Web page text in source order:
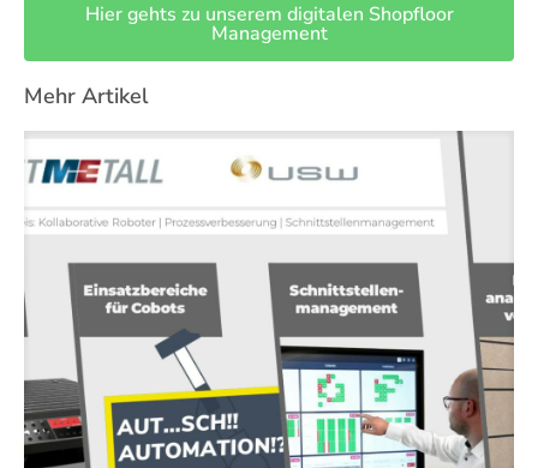
Hier gehts zu unserem digitalen Shopfloor
Management
Mehr Artikel